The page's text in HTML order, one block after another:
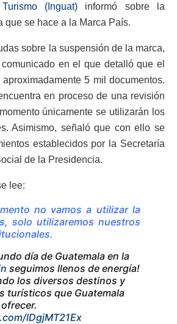
(Inguat) informó sobre la
que se hace a la Marca País.
sobre la suspensión de la marca,
en el que detalló que el
5 mil documentos.
en proceso de una revisión
únicamente se utilizarán los
Asimismo, señaló que con ello se
establecidos por la Secretaría
de la Presidencia.
lee:
no vamos a utilizar la
solo utilizaremos nuestros
día de Guatemala en la
seguimos llenos de energía!
los diversos destinos y
turísticos que Guatemala
lDgjMT21Ex